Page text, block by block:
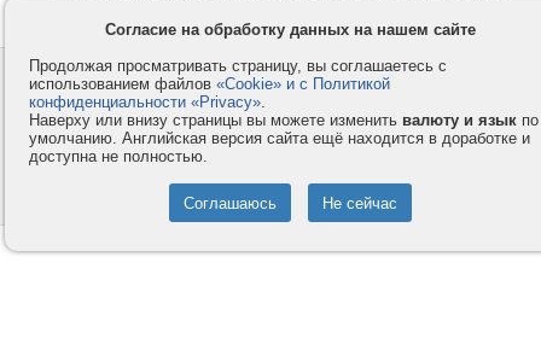
Контакты
Компания
Privacy и Cookie
Услуги
Как оплатить
Помощь
© 2008-2026
- Все права защищены.
Согласие на обработку данных на нашем сайте
Продолжая просматривать страницу, вы соглашаетесь с
использованием файлов «Cookie» и с Политикой
конфиденциальности «Privacy».
Наверху или внизу страницы вы можете изменить валюту и язык по
умолчанию. Английская версия сайта ещё находится в доработке и
доступна не полностью.